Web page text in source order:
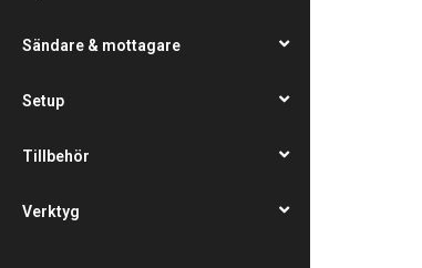
Sändare & mottagare
Setup
Tillbehör
Verktyg